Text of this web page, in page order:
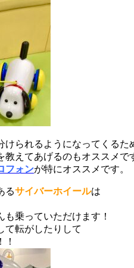
られるようになってくるた
えてあげるのもオススメで
フォンが特にオススメです。
るサイバーホイールは
乗っていただけます！
て転がしたりして